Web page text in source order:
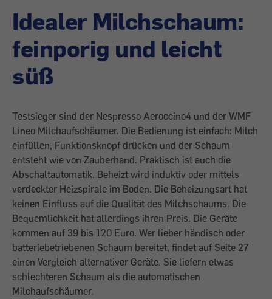
Idealer Milchschaum:
feinporig und leicht
süß
Testsieger sind der Nespresso ­Aeroccino4 und der WMF
Lineo Milch­aufschäumer. Die Bedienung ist einfach: Milch
einfüllen, Funktionsknopf drücken und der Schaum
entsteht wie von Zauberhand. Praktisch ist auch die
Abschaltautomatik. Beheizt wird induktiv oder mittels
verdeckter Heizspirale im Boden. Die Beheizungsart hat
keinen Einfluss auf die Qualität des Milchschaums. Die
Bequemlichkeit hat allerdings ihren Preis. Die Geräte
kommen auf 39 bis 120 Euro. Wer lieber händisch oder
batteriebetriebenen Schaum bereitet, findet auf Seite 27
einen Vergleich alternativer Geräte. Sie liefern etwas
schlech­teren Schaum als die automatischen
Milchaufschäumer.